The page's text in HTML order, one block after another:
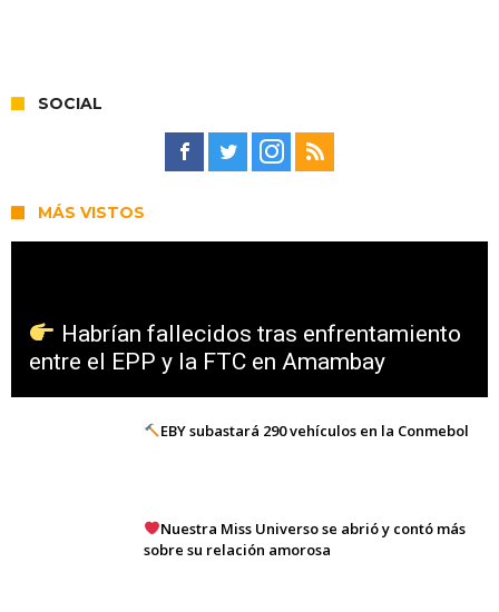
SOCIAL
MÁS VISTOS
Habrían fallecidos tras enfrentamiento
entre el EPP y la FTC en Amambay
EBY subastará 290 vehículos en la Conmebol
Nuestra Miss Universo se abrió y contó más
sobre su relación amorosa